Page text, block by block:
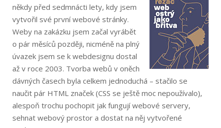
někdy před sedmnácti lety, kdy jsem
vytvořil své první webové stránky.
Weby na zakázku jsem začal vyrábět
o pár měsíců později, nicméně na plný
úvazek jsem se k webdesignu dostal
až v roce 2003. Tvorba webů v oněch
dávných časech byla celkem jednoduchá – stačilo se
naučit pár HTML značek (CSS se ještě moc nepoužívalo),
alespoň trochu pochopit jak fungují webové servery,
sehnat webový prostor a dostat na něj vytvořené